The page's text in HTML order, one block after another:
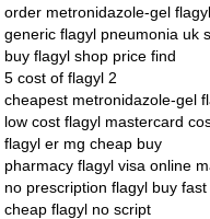
order metronidazole-gel
generic flagyl pneumonia uk
buy flagyl shop price find
5 cost of flagyl 2
cheapest metronidazole-gel
low cost flagyl mastercard
flagyl er mg cheap buy
pharmacy flagyl visa online
no prescription flagyl buy fast
cheap flagyl no script